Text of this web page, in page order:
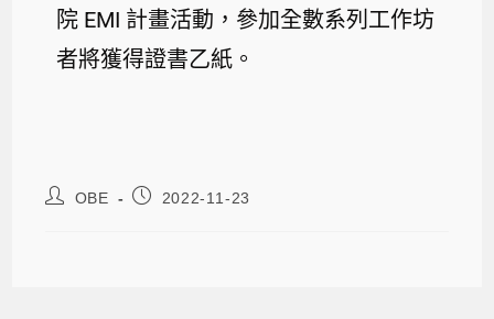
院 EMI 計畫活動，參加全數系列工作坊
者將獲得證書乙紙。
OBE 2022-11-23